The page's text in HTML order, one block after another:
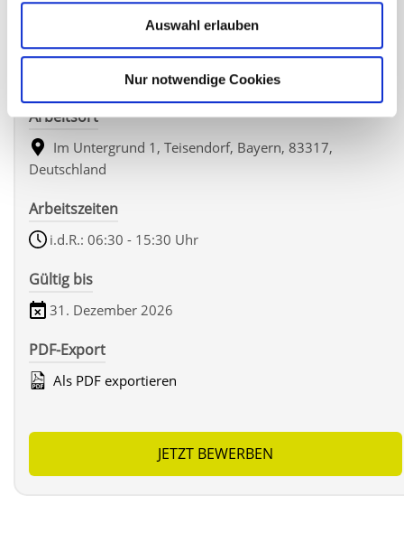
Auswahl erlauben
Nur notwendige Cookies
Arbeitspensum
Arbeitsort
Im Untergrund 1, Teisendorf, Bayern, 83317,
Deutschland
Arbeitszeiten
i.d.R.: 06:30 - 15:30 Uhr
Gültig bis
31. Dezember 2026
PDF-Export
Als PDF exportieren
JETZT BEWERBEN